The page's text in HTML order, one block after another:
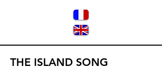
THE ISLAND SONG